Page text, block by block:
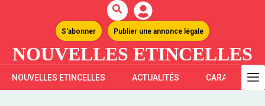
S'abonner Publier une annonce légale
NOUVELLES ETINCELLES
NOUVELLES ETINCELLES ACTUALITÉS CARAÏBES